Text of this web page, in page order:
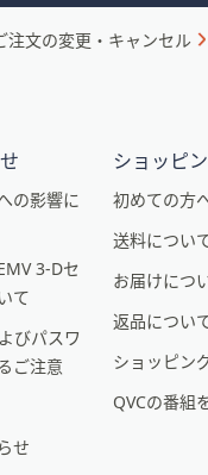
注文の変更・キャンセル
の影響に
3-Dセ
て
びパスワ
ご注意
せ
ショッピ
初めての方
送料につい
お届けにつ
返品につい
ショッピン
QVCの番組